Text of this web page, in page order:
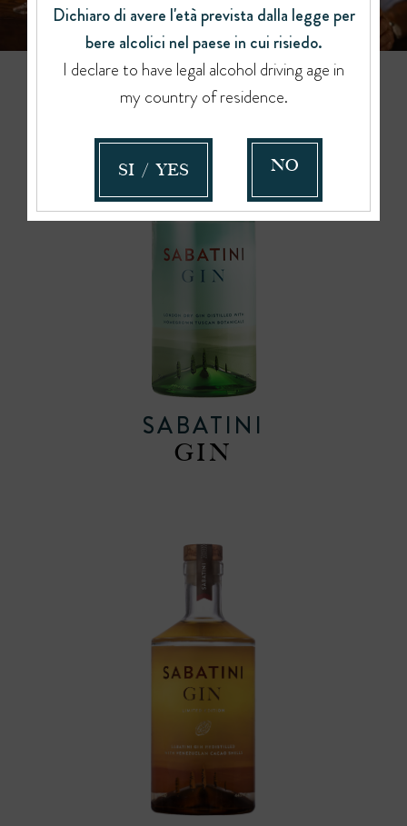
SABATINI
GIN
Dichiaro di avere l'età prevista dalla legge per
bere alcolici nel paese in cui risiedo.
I declare to have legal alcohol driving age in
my country of residence.
SI / YES NO